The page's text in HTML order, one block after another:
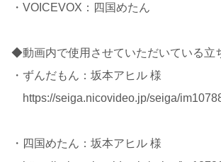
・VOICEVOX：四国めたん
◆動画内で使用させていただいている立
・ずんだもん：坂本アヒル 様
https://seiga.nicovideo.jp/seiga/
・四国めたん：坂本アヒル 様